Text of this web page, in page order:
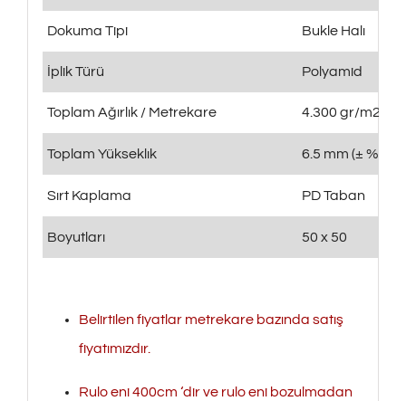
Dokuma Tipi Bukle Halı
İplik Türü Polyamid
Toplam Ağırlık / Metrekare 4.300 gr/m2 (±
Toplam Yükseklık 6.5 mm (± %5)
Sırt Kaplama PD Taban
Boyutları 50 x 50
Belirtilen fiyatlar metrekare bazında satış
fiyatımızdır.
Rulo eni 400cm ‘dir ve rulo eni bozulmadan